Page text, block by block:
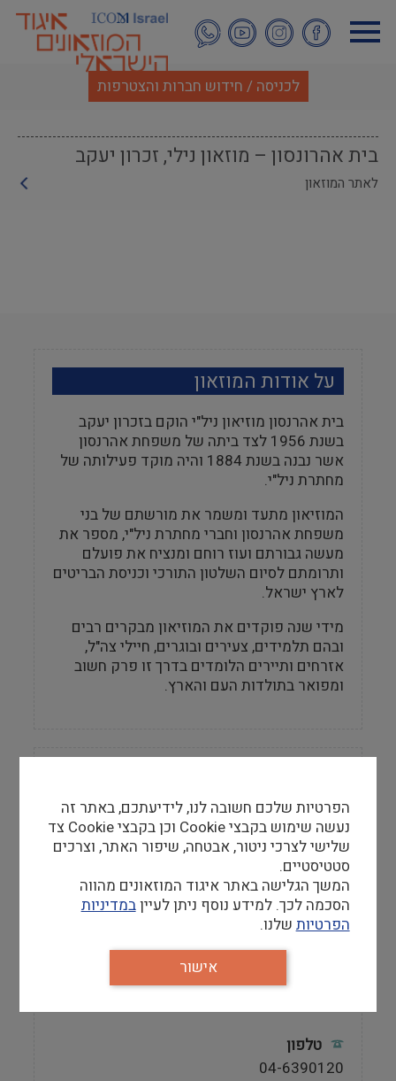
לתוכן
העיקרי
לכניסה / חידוש חברות והצטרפות
בית אהרונסון – מוזאון נילי, זכרון יעקב
לאתר המוזאון
על אודות המוזאון
בית אהרנסון מוזיאון ניל"י הוקם בזכרון יעקב
בשנת 1956 לצד ביתה של משפחת אהרנסון
אשר נבנה בשנת 1884 והיה מוקד פעילותה של
מחתרת ניל"י.
המוזיאון מתעד ומשמר את מורשתם של בני
משפחת אהרנסון וחברי מחתרת ניל"י, מספר את
מעשה גבורתם ועוז רוחם ומנציח את פועלם
ותרומתם לסיום השלטון התורכי וכניסת הבריטים
לארץ ישראל.
מידי שנה פוקדים את המוזיאון מבקרים רבים
ובהם תלמידים, צעירים ובוגרים, חיילי צה"ל,
אזרחים ותיירים הלומדים בדרך זו פרק חשוב
ומפואר בתולדות העם והארץ.
שעות פתיחה
א' – ה' 9:00-17:00 (סיור אחרון ב16:30)
ו' 9:00-13:00 (סיור אחרון ב12:30)
המוזיאון ובתי המשפחה סגורים:
בשבתות ובחגים וכן בערב ראש-השנה, ערב
כיפור, ערב פסח, יום הזיכרון לחללי צה"ל ויום
העצמאות.
טלפון
04-6390120
הפרטיות שלכם חשובה לנו, לידיעתכם, באתר זה
נעשה שימוש בקבצי Cookie וכן בקבצי Cookie צד
שלישי לצרכי ניטור, אבטחה, שיפור האתר, וצרכים
סטטיסטיים.
המשך הגלישה באתר איגוד המוזאונים מהווה
הסכמה לכך. למידע נוסף ניתן לעייןבמדיניות
הפרטיות שלנו.
אישור